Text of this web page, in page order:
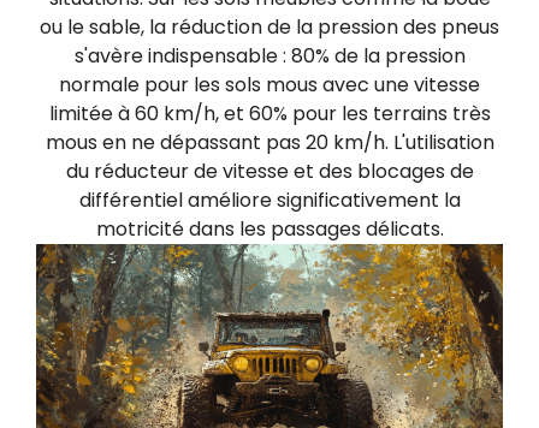
ou le sable, la réduction de la pression des pneus
s'avère indispensable : 80% de la pression
normale pour les sols mous avec une vitesse
limitée à 60 km/h, et 60% pour les terrains très
mous en ne dépassant pas 20 km/h. L'utilisation
du réducteur de vitesse et des blocages de
différentiel améliore significativement la
motricité dans les passages délicats.